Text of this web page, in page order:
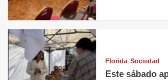
Florida Sociedad
Este sábado